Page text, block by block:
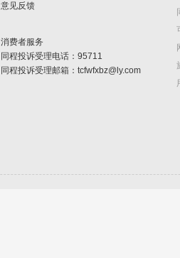
意见反馈
消费者服务
同程投诉受理电话：95711
同程投诉受理邮箱：tcfwfxbz@ly.com